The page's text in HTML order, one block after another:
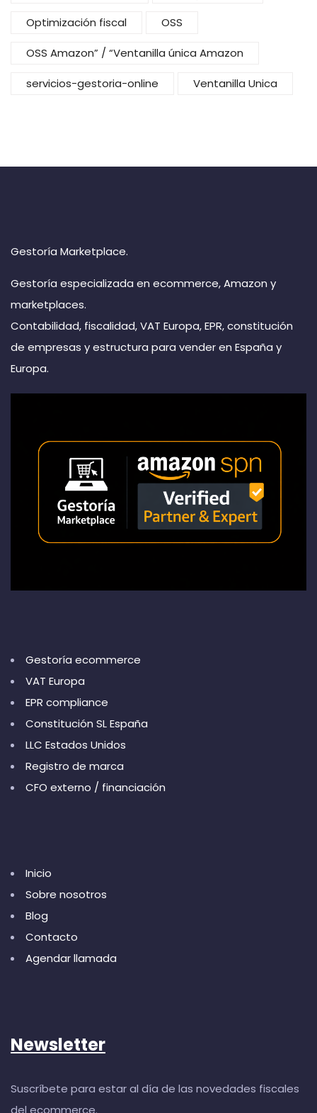
Optimización fiscal OSS
OSS Amazon” / “Ventanilla única Amazon
servicios-gestoria-online Ventanilla Unica
Gestoría Marketplace.
Gestoría especializada en ecommerce, Amazon y
marketplaces.
Contabilidad, fiscalidad, VAT Europa, EPR, constitución
de empresas y estructura para vender en España y
Europa.
Gestoría ecommerce
VAT Europa
EPR compliance
Constitución SL España
LLC Estados Unidos
Registro de marca
CFO externo / financiación
Inicio
Sobre nosotros
Blog
Contacto
Agendar llamada
Newsletter
Suscríbete para estar al día de las novedades fiscales
del ecommerce.